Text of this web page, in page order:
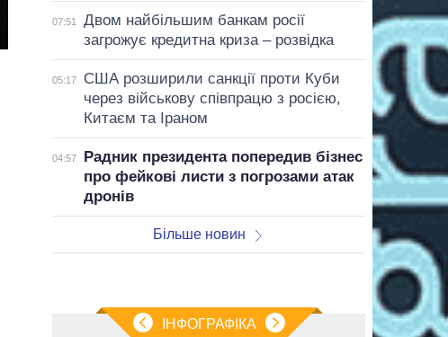
07:51
Двом найбільшим банкам росії
загрожує кредитна криза – розвідка
05:17
США розширили санкції проти Куби
через військову співпрацю з росією,
Китаєм та Іраном
04:57
Радник президента попередив бізнес
про фейкові листи з погрозами атак
дронів
Більше новин
ІНФОГРАФІКА